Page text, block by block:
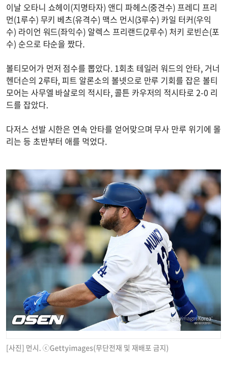
이날 오타니 쇼헤이(지명타자) 앤디 파헤스(중견수) 프레디 프리
먼(1루수) 무키 베츠(유격수) 맥스 먼시(3루수) 카일 터커(우익
수) 라이언 워드(좌익수) 알렉스 프리랜드(2루수) 처키 로빈슨(포
수) 순으로 타순을 짰다.
볼티모어가 먼저 점수를 뽑았다. 1회초 테일러 워드의 안타, 거너
헨더슨의 2루타, 피트 알론소의 볼넷으로 만루 기회를 잡은 볼티
모어는 사무엘 바살로의 적시타, 콜튼 카우저의 적시타로 2-0 리
드를 잡았다.
다저스 선발 시한은 연속 안타를 얻어맞으며 무사 만루 위기에 몰
리는 등 초반부터 애를 먹었다.
[사진] 먼시. ⓒGettyimages(무단전재 및 재배포 금지)